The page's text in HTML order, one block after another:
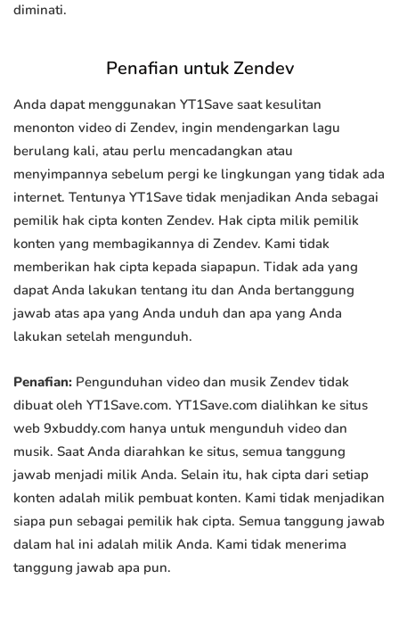
diminati.
Penafian untuk Zendev
Anda dapat menggunakan YT1Save saat kesulitan
menonton video di Zendev, ingin mendengarkan lagu
berulang kali, atau perlu mencadangkan atau
menyimpannya sebelum pergi ke lingkungan yang tidak ada
internet. Tentunya YT1Save tidak menjadikan Anda sebagai
pemilik hak cipta konten Zendev. Hak cipta milik pemilik
konten yang membagikannya di Zendev. Kami tidak
memberikan hak cipta kepada siapapun. Tidak ada yang
dapat Anda lakukan tentang itu dan Anda bertanggung
jawab atas apa yang Anda unduh dan apa yang Anda
lakukan setelah mengunduh.
Penafian: Pengunduhan video dan musik Zendev tidak
dibuat oleh YT1Save.com. YT1Save.com dialihkan ke situs
web 9xbuddy.com hanya untuk mengunduh video dan
musik. Saat Anda diarahkan ke situs, semua tanggung
jawab menjadi milik Anda. Selain itu, hak cipta dari setiap
konten adalah milik pembuat konten. Kami tidak menjadikan
siapa pun sebagai pemilik hak cipta. Semua tanggung jawab
dalam hal ini adalah milik Anda. Kami tidak menerima
tanggung jawab apa pun.